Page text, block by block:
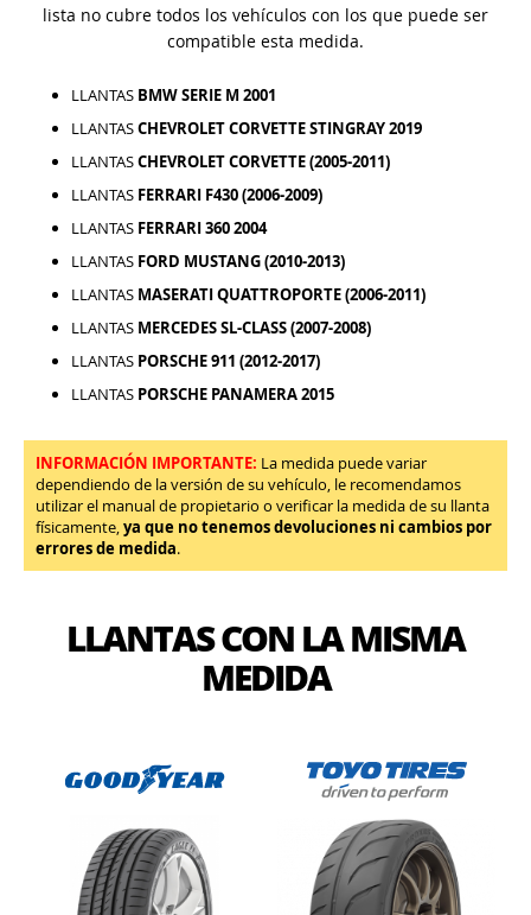
lista no cubre todos los vehículos con los que puede ser
compatible esta medida.
LLANTAS BMW SERIE M 2001
LLANTASCHEVROLET CORVETTE STINGRAY 2019
LLANTASCHEVROLET CORVETTE (2005-2011)
LLANTAS FERRARI F430 (2006-2009)
LLANTAS FERRARI 360 2004
LLANTAS FORD MUSTANG (2010-2013)
LLANTAS MASERATI QUATTROPORTE (2006-2011)
LLANTAS MERCEDES SL-CLASS (2007-2008)
LLANTAS PORSCHE 911 (2012-2017)
LLANTAS PORSCHE PANAMERA 2015
INFORMACIÓN IMPORTANTE: La medida puede variar
dependiendo de la versión de su vehículo, le recomendamos
utilizar el manual de propietario o verificar la medida de su llanta
físicamente,ya que no tenemos devoluciones ni cambios por
errores de medida.
LLANTAS CON LA MISMA
MEDIDA